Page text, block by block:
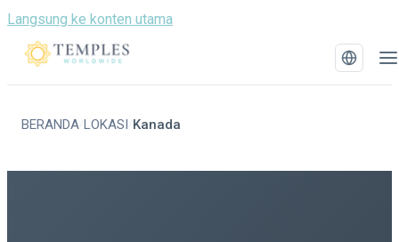
Langsung ke konten utama
BERANDA/LOKASI / Kanada